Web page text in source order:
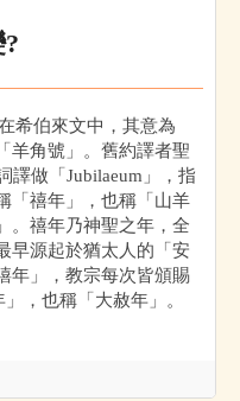
希伯來文中，其意為
羊角號」。舊約譯者聖
譯做「Jubilaeum」，指
「禧年」，也稱「山羊
。禧年乃神聖之年，全
早源起於猶太人的「安
年」，教宗每次皆頒賜
，也稱「大赦年」。